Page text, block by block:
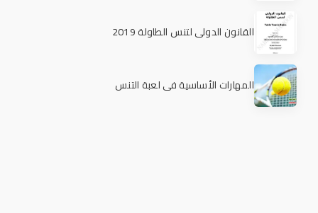
القانون الدولي لتنس الطاولة 2019
المهارات الأساسية في لعبة التنس